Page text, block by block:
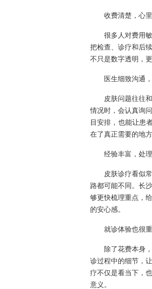
收费清楚，心
很多人对费用
把检查、诊疗和后
不只是数字透明，
医生细致沟通
皮肤问题往往
情况时，会认真询
目安排，也能让患
在了真正需要的地方
经验丰富，处
皮肤诊疗看似
路都可能不同。长
够更快梳理重点，
的安心感。
就诊体验也很
除了花费本身
诊过程中的细节，
疗不仅是看当下，
意义。